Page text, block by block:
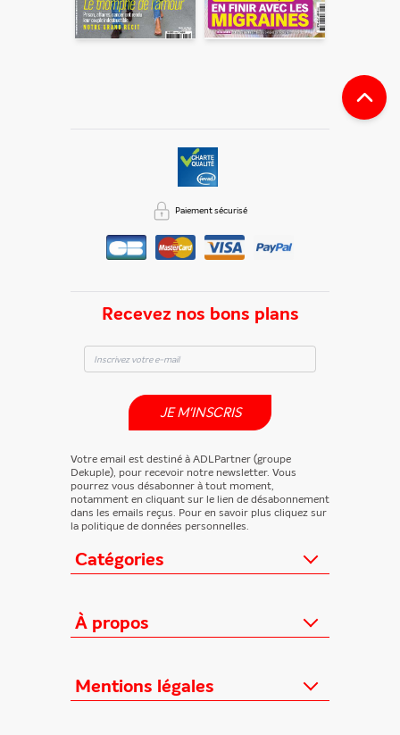
Catégories
Loisirs/Culture
TV/Vie pratique
À propos
Qui sommes-nous ?
Mentions légales
Recevez nos bons plans
JE M'INSCRIS
Votre email est destiné à ADLPartner (groupe
Dekuple), pour recevoir notre newsletter. Vous
pourrez vous désabonner à tout moment,
notamment en cliquant sur le lien de désabonnement
dans les emails reçus. Pour en savoir plus cliquez sur
la politique de données personnelles.
Paiement sécurisé